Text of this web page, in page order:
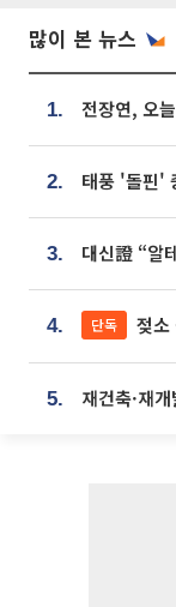
많이 본 뉴스
1.
2.
3.
4. 단독 젖소
5.